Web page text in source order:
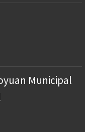
Municipal